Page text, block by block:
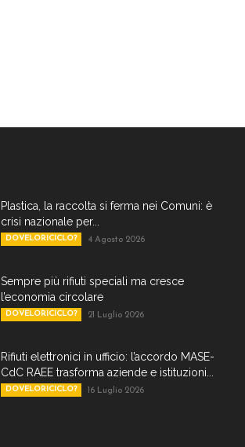
Plastica, la raccolta si ferma nei Comuni: è
crisi nazionale per...
DOVELORICICLO? 4 Agosto 2026
Sempre più rifiuti speciali ma cresce
l’economia circolare
DOVELORICICLO? 21 Luglio 2026
Rifiuti elettronici in ufficio: l’accordo MASE-
CdC RAEE trasforma aziende e istituzioni...
DOVELORICICLO? 16 Luglio 2026